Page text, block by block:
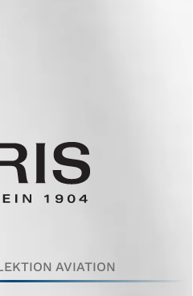
AVIATION